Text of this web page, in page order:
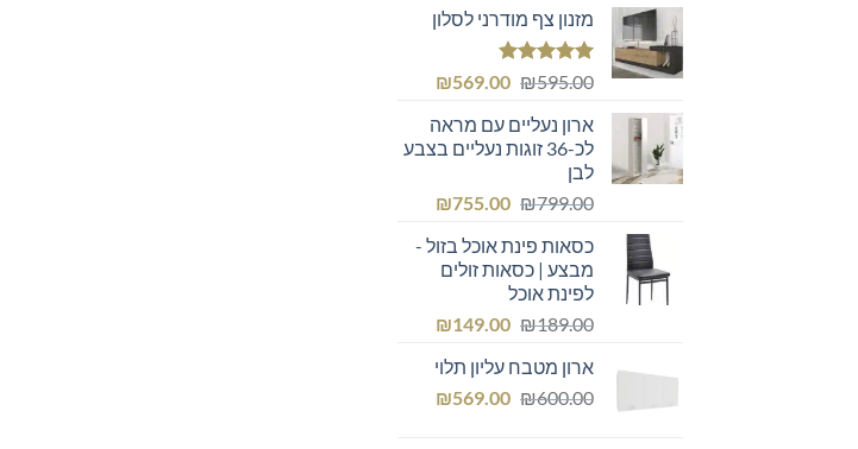
היה:
₪449.00.
הוא:מזנון צף מודרני לסלון
דורג5.00
₪595.00
המחיר
היה:
₪595.00.
₪569.00
המחיר
הוא:
₪569.00.
ארון נעליים עם מראה
לכ-36 זוגות נעליים בצבע
לבן
₪799.00
המחיר
היה:
₪799.00.
₪755.00
המחיר
הוא:
כסאות פינת אוכל בזול -
מבצע | כסאות זולים
לפינת אוכל
₪189.00
המחיר
היה:
₪189.00.
₪149.00
המחיר
הוא:
₪149.00.
ארון מטבח עליון תלוי
₪600.00
המחיר ₪569.00
המחיר